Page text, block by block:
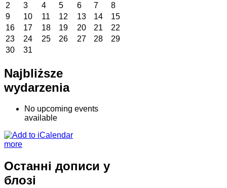
2
3 4 5 6 7
8
9
10 11 12 13 14
15
16
17 18 19 20 21
22
23
24 25 26 27 28
29
30
31
Najbliższe
wydarzenia
No upcoming events
available
more
Останні дописи у
блозі